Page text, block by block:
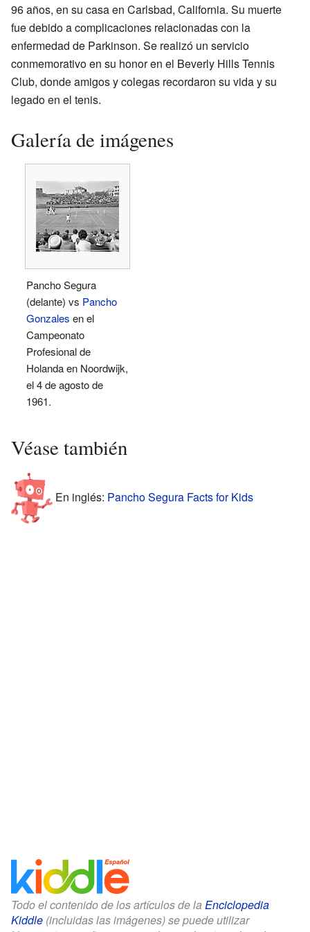
96 años, en su casa en Carlsbad, California. Su muerte
fue debido a complicaciones relacionadas con la
enfermedad de Parkinson. Se realizó un servicio
conmemorativo en su honor en el Beverly Hills Tennis
Club, donde amigos y colegas recordaron su vida y su
legado en el tenis.
Galería de imágenes
Pancho Segura
(delante) vs Pancho
Gonzales en el
Campeonato
Profesional de
Holanda en Noordwijk,
el 4 de agosto de
1961.
Véase también
En inglés: Pancho Segura Facts for Kids
Todo el contenido de los artículos de la Enciclopedia
Kiddle (incluidas las imágenes) se puede utilizar